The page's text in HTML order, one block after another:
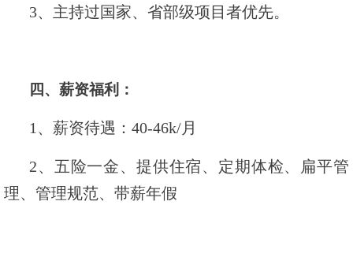
3、主持过国家、省部级项目者优先。
四、薪资福利：
1、薪资待遇：40-46k/月
2、五险一金、提供住宿、定期体检、扁平管
理、管理规范、带薪年假